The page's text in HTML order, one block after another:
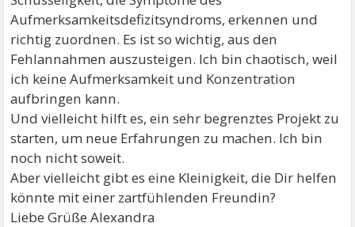
Aufmerksamkeitsdefizitsyndroms, erkennen und
richtig zuordnen. Es ist so wichtig, aus den
Fehlannahmen auszusteigen. Ich bin chaotisch, weil
ich keine Aufmerksamkeit und Konzentration
aufbringen kann.
Und vielleicht hilft es, ein sehr begrenztes Projekt zu
starten, um neue Erfahrungen zu machen. Ich bin
noch nicht soweit.
Aber vielleicht gibt es eine Kleinigkeit, die Dir helfen
könnte mit einer zartfühlenden Freundin?
Liebe Grüße Alexandra